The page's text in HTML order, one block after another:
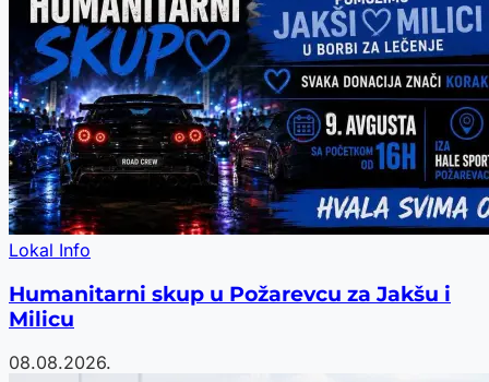
Lokal Info
Humanitarni skup u Požarevcu za Jakšu i
Milicu
08.08.2026.